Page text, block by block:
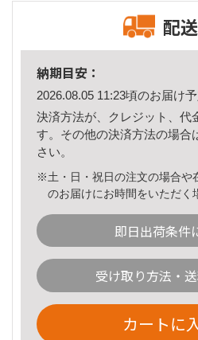
配
納期目安：
2026.08.05 11:23頃のお届け予
決済方法が、クレジット、代
す。その他の決済方法の場合
さい。
※土・日・祝日の注文の場合や
のお届けにお時間をいただく
即日出荷条件
受け取り方法・
カートに